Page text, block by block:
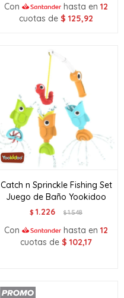
Con hasta en 12
cuotas de $ 125,92
Catch n Sprinckle Fishing Set
Juego de Baño Yookidoo
$ 1.226 $1.548
Con hasta en 12
cuotas de $ 102,17